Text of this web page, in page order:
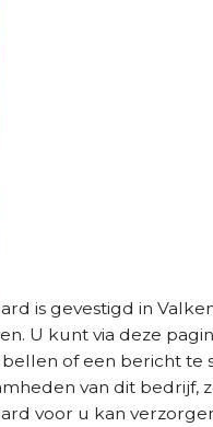
is gevestigd in
U kunt via deze
of een bericht te
van dit bedrijf,
voor u kan